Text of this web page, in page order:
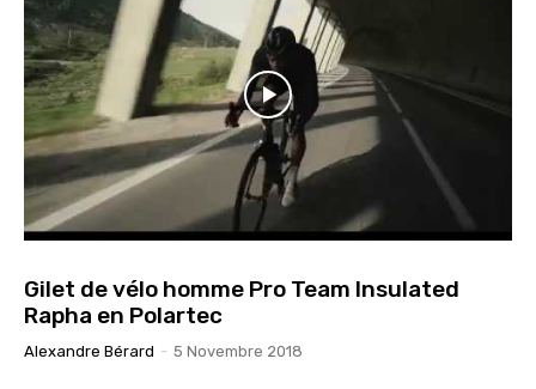
Gilet de vélo homme Pro Team Insulated
Rapha en Polartec
Alexandre Bérard - 5 Novembre 2018